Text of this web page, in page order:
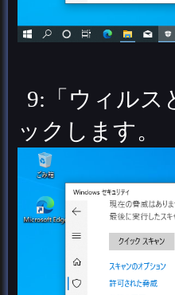
9:「ウィルス
ックします。